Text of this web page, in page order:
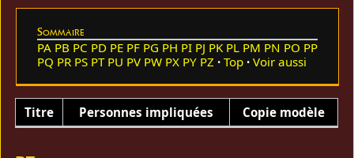
Sommaire
PA PB PC PD PE PF PG PH PI PJ PK PL PM PN PO PP
PQ PR PS PT PU PV PW PX PY PZ Top Voir aussi
Titre Personnes impliquées Copie modèle